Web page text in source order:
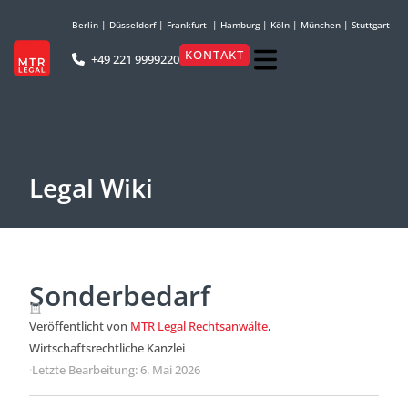
Berlin | Düsseldorf| Frankfurt | Hamburg| Köln | München | Stuttgart
+49 221 9999220 KONTAKT
Legal Wiki
Sonderbedarf
Veröffentlicht von MTR Legal Rechtsanwälte,
Wirtschaftsrechtliche Kanzlei
·Letzte Bearbeitung: 6. Mai 2026